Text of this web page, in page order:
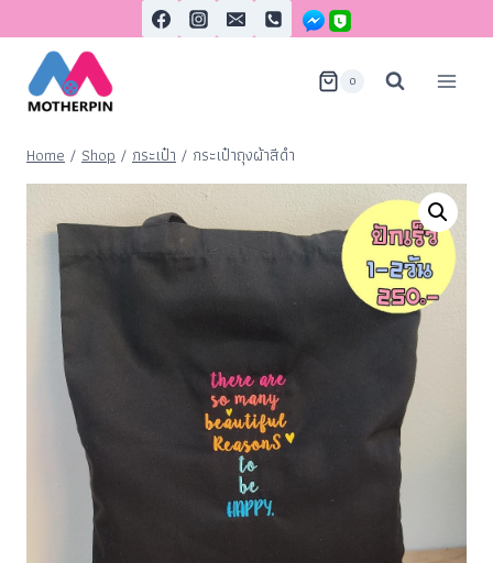
0
Home / Shop / กระเป๋า / กระเป๋าถุงผ้าสีดำ